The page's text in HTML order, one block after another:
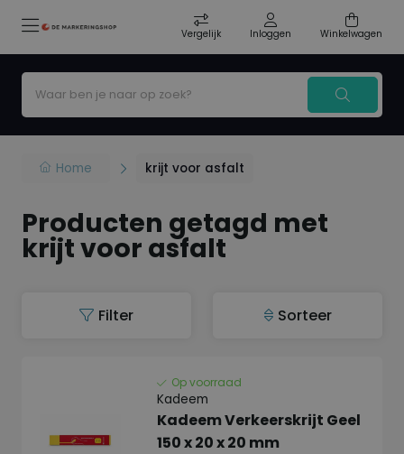
Vergelijk Inloggen Winkelwagen
Home krijt voor asfalt
Producten getagd met
krijt voor asfalt
Filter Sorteer
Op voorraad
Kadeem
Kadeem Verkeerskrijt Geel
150 x 20 x 20 mm